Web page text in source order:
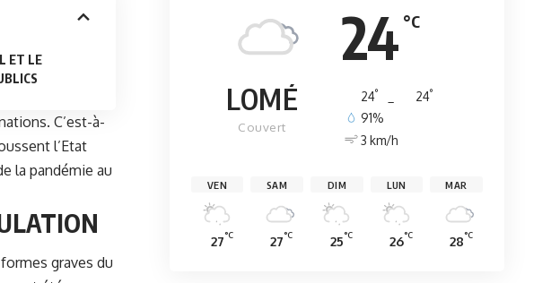
ET LE
C’est-à-
l’Etat
la pandémie au
graves du
24 °C
LOMÉ
Couvert
24° 24°
91%
3 km/h
VEN
27°C
SAM
27°C
DIM
25°C
LUN
26°C
MAR
28°C